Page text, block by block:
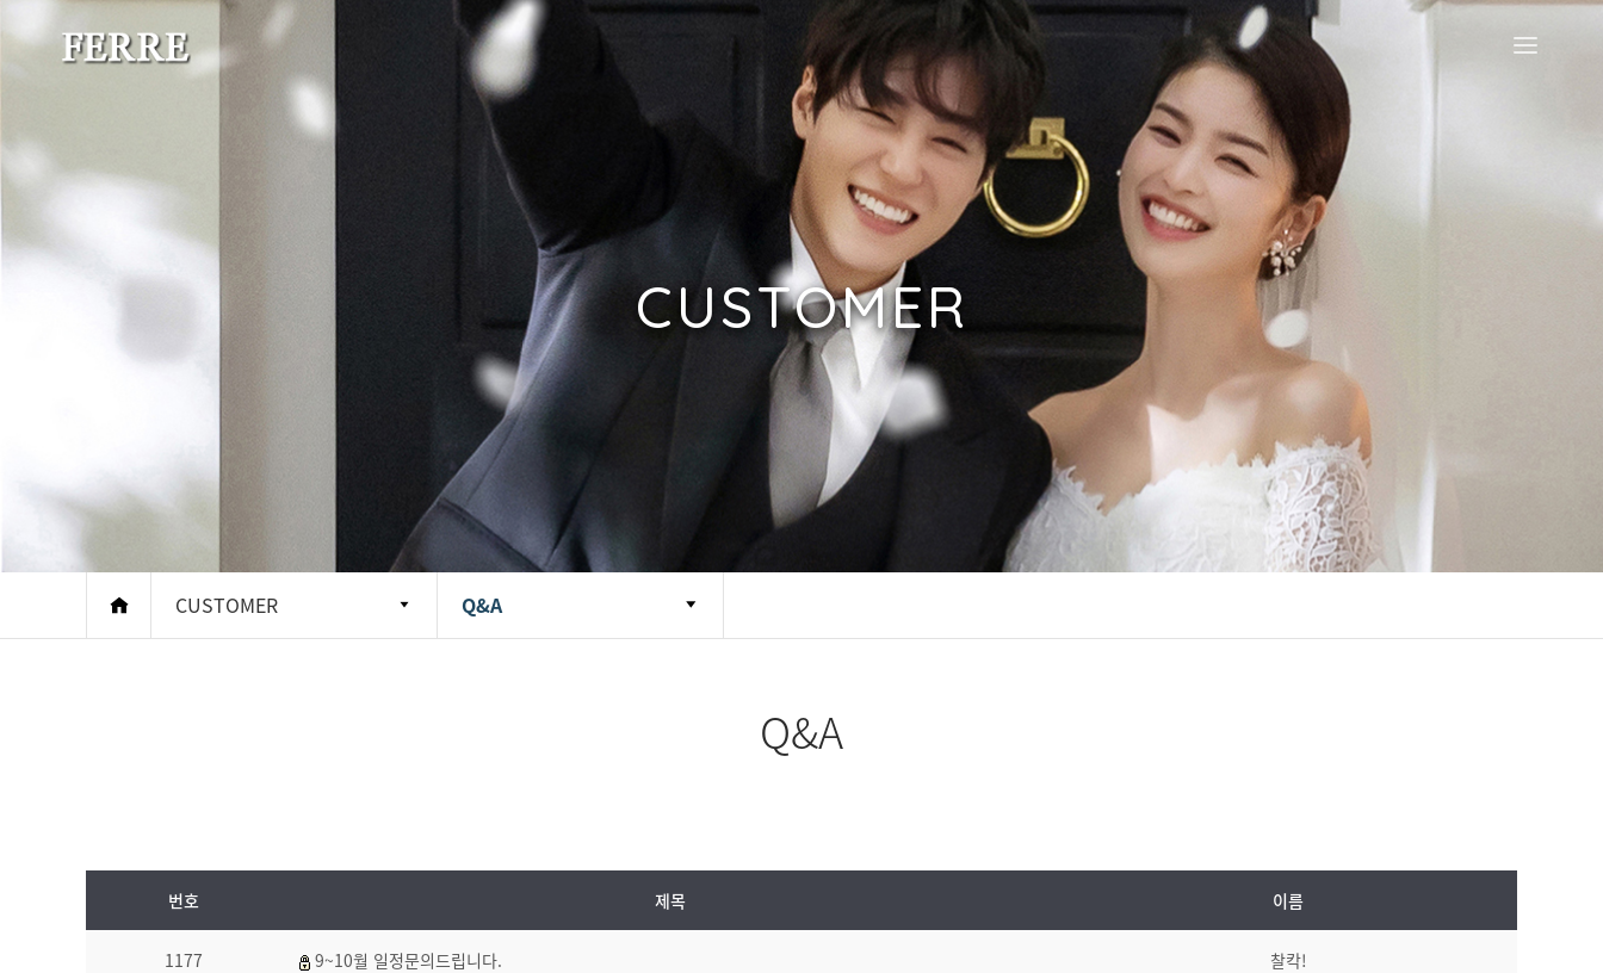
CUSTOMER
CUSTOMER Q&A
Q&A
번호 제목 이름
1177 9~10월 일정문의드립니다. 찰칵!